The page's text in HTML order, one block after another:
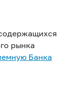
рынка
Банка